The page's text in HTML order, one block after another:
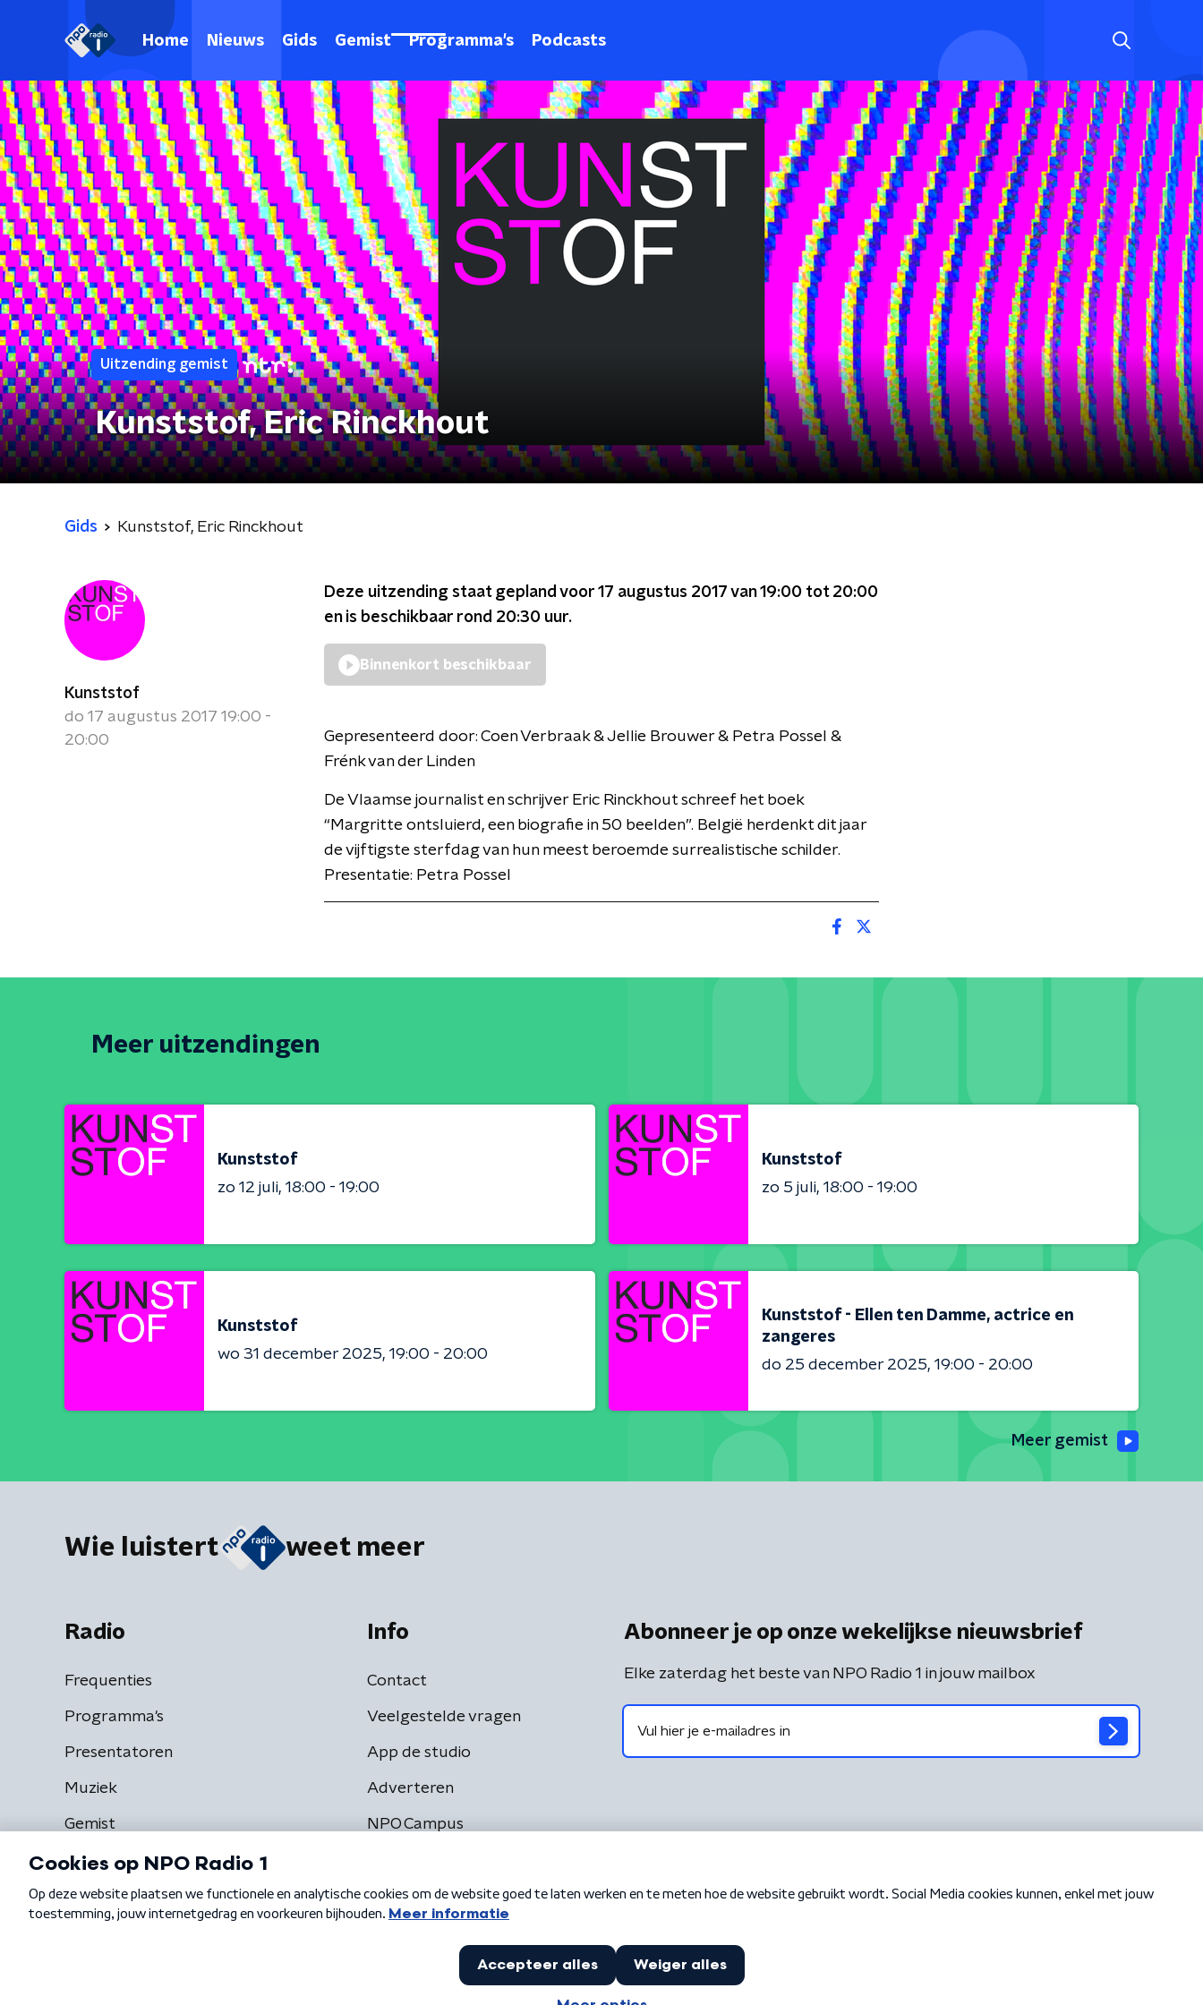
Home Nieuws Gids Gemist Programma's Podcasts
Uitzending gemist
Kunststof, Eric Rinckhout
Gids Kunststof, Eric Rinckhout
Kunststof
do 17 augustus 2017 19:00 -
20:00
Deze uitzending staat gepland voor 17 augustus 2017 van 19:00 tot 20:00
en is beschikbaar rond 20:30 uur.
Binnenkort beschikbaar
Gepresenteerd door: Coen Verbraak & Jellie Brouwer & Petra Possel &
Frénk van der Linden
De Vlaamse journalist en schrijver Eric Rinckhout schreef het boek
“Margritte ontsluierd, een biografie in 50 beelden”. België herdenkt dit jaar
de vijftigste sterfdag van hun meest beroemde surrealistische schilder.
Presentatie: Petra Possel
Meer uitzendingen
Kunststof
zo 12 juli 18:00 - 19:00
Kunststof
zo 5 juli 18:00 - 19:00
Kunststof
wo 31 december 2025 19:00 - 20:00
Kunststof - Ellen ten Damme, actrice en
zangeres
do 25 december 2025 19:00 - 20:00
Meer gemist
Wie luistert weet meer
Radio
Frequenties
Programma's
Presentatoren
Muziek
Gemist
Info
Contact
Veelgestelde vragen
App de studio
Adverteren
NPO Campus
Abonneer je op onze wekelijkse nieuwsbrief
Elke zaterdag het beste van NPO Radio 1 in jouw mailbox
Algemene voorwaarden Privacybeleid